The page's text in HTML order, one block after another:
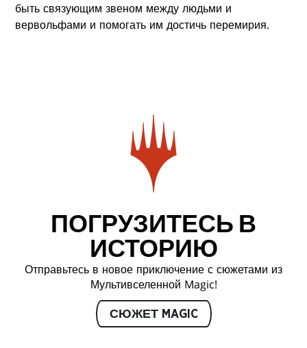
быть связующим звеном между людьми и
вервольфами и помогать им достичь перемирия.
ПОГРУЗИТЕСЬ В
ИСТОРИЮ
Отправьтесь в новое приключение с сюжетами из
Мультивселенной Magic!
СЮЖЕТ MAGIC